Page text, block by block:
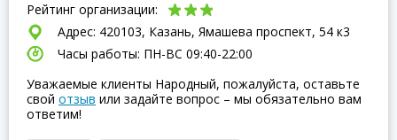
Рейтинг организации:
Адрес: 420103, Казань, Ямашева проспект, 54 к3
Часы работы: ПН-ВC 09:40-22:00
Уважаемые клиенты Народный, пожалуйста, оставьте
свой отзыв или задайте вопрос – мы обязательно вам
ответим!